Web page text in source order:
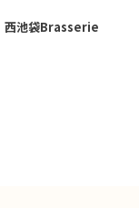
西池袋Brasserie